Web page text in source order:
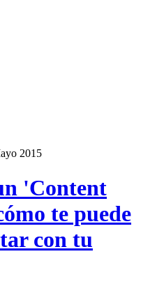
2015
'Content
te puede
con tu